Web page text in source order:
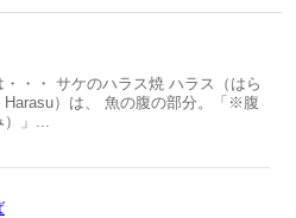
・・・ サケのハラス焼 ハラス（はら
Harasu）は、 魚の腹の部分。「※腹
」...